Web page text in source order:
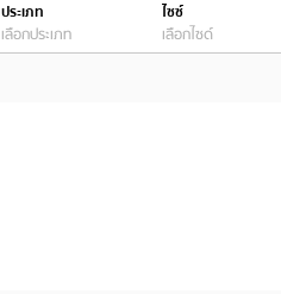
ประเภท
เลือกประเภท
ไซซ์
เลือกไซด์